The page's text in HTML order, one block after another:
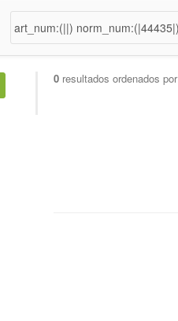
0resultados ordenados por